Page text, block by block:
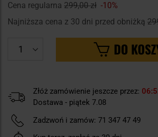
Cena regularna 299,00 zł -10%
Najniższa cena z 30 dni przed obniżką
DO
Złóż zamówienie jeszcze przez: 06
Dostawa - piątek 7.08
Zadzwoń i zamów: 71 347 47 49